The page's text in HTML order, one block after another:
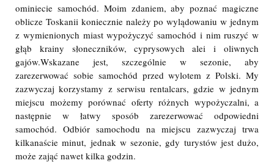
ominiecie samochód. Moim zdaniem, aby poznać magiczne
oblicze Toskanii koniecznie należy po wylądowaniu w jednym
z wymienionych miast wypożyczyć samochód i nim ruszyć w
głąb krainy słoneczników, cyprysowych alei i oliwnych
gajów.Wskazane jest, szczególnie w sezonie, aby
zarezerwować sobie samochód przed wylotem z Polski. My
zazwyczaj korzystamy z serwisu rentalcars, gdzie w jednym
miejscu możemy porównać oferty różnych wypożyczalni, a
następnie w łatwy sposób zarezerwować odpowiedni
samochód. Odbiór samochodu na miejscu zazwyczaj trwa
kilkanaście minut, jednak w sezonie, gdy turystów jest dużo,
może zająć nawet kilka godzin.